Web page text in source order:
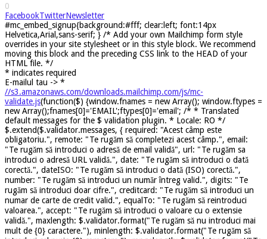
0
FacebookTwitterNewsletter
#mc_embed_signup{background:#fff; clear:left; font:14px
Helvetica,Arial,sans-serif; } /* Add your own Mailchimp form style
overrides in your site stylesheet or in this style block. We recommend
moving this block and the preceding CSS link to the HEAD of your
HTML file. */
* indicates required
E-mailul tau -> *
//s3.amazonaws.com/downloads.mailchimp.com/js/mc-
validate.js(function($) {window.fnames = new Array(); window.ftypes =
new Array();fnames[0]='EMAIL';ftypes[0]='email'; /* * Translated
default messages for the $ validation plugin. * Locale: RO */
$.extend($.validator.messages, { required: "Acest câmp este
obligatoriu.", remote: "Te rugăm să completezi acest câmp.", email:
"Te rugăm să introduci o adresă de email validă", url: "Te rugăm sa
introduci o adresă URL validă.", date: "Te rugăm să introduci o dată
corectă.", dateISO: "Te rugăm să introduci o dată (ISO) corectă.",
number: "Te rugăm să introduci un număr întreg valid.", digits: "Te
rugăm să introduci doar cifre.", creditcard: "Te rugăm să introduci un
numar de carte de credit valid.", equalTo: "Te rugăm să reintroduci
valoarea.", accept: "Te rugăm să introduci o valoare cu o extensie
validă.", maxlength: $.validator.format("Te rugăm să nu introduci mai
mult de {0} caractere."), minlength: $.validator.format("Te rugăm să